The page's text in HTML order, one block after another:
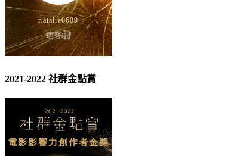
2021-2022 社群金點賞